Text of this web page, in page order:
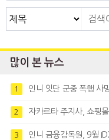
많이 본 뉴스
1 인니 잇단 군중 폭행 사
2 자카르타 주지사, 쇼핑
3 인니 금융감독원, 9월